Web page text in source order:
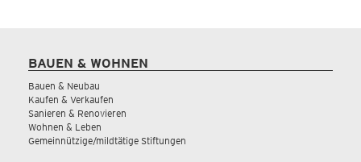
BAUEN & WOHNEN
Bauen & Neubau
Kaufen & Verkaufen
Sanieren & Renovieren
Wohnen & Leben
Gemeinnützige/mildtätige Stiftungen